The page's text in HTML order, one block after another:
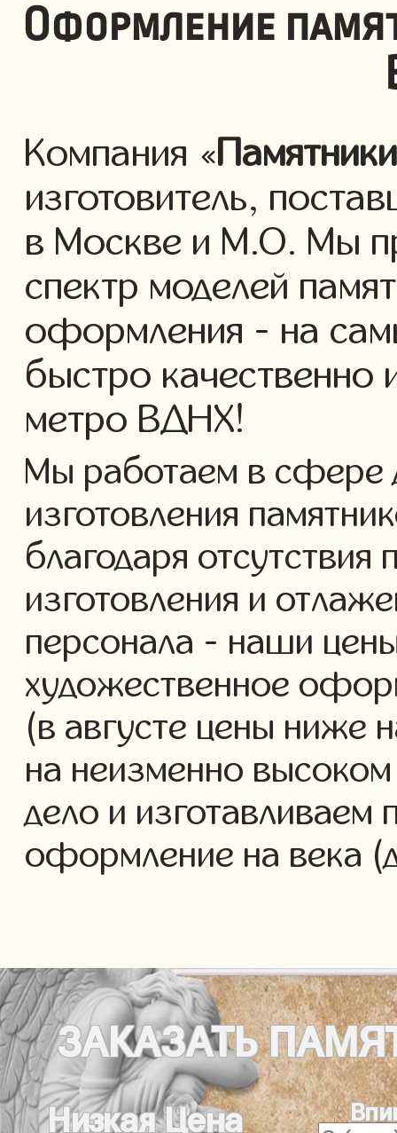
Оформление
Компания «Памятники
изготовитель,
в Москве и М.О. Мы
спектр моделей
оформления - на
быстро качественно
метро ВДНХ!
Мы работаем в сфере
изготовления
благодаря отсутствия
изготовления и
персонала - наши
художественное
(в августе цены ниже
на неизменно
дело и изготавливаем
оформление на века
ЗАКАЗАТЬ
Низкая Цена